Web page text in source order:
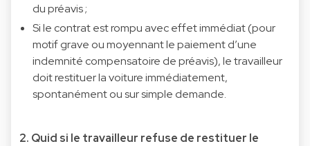
du préavis ;
Si le contrat est rompu avec effet immédiat (pour
motif grave ou moyennant le paiement d’une
indemnité compensatoire de préavis), le travailleur
doit restituer la voiture immédiatement,
spontanément ou sur simple demande.
2. Quid si le travailleur refuse de restituer le